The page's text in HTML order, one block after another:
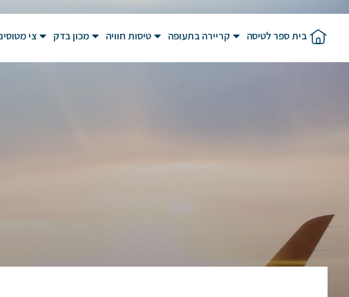
בית ספר לטיסה קריירה בתעופה טיסות חוויה מכון בדק צי